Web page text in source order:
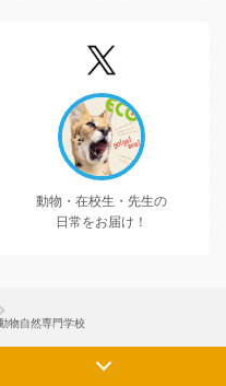
動物・在校生・先生の
日常をお届け！
物自然専門学校